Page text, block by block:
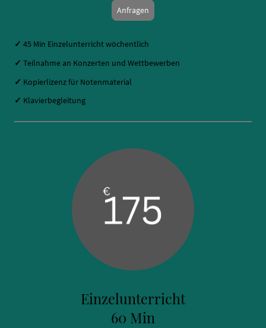
Anfragen
✓ 45 Min Einzelunterricht wöchentlich
✓ Teilnahme an Konzerten und Wettbewerben
✓ Kopierlizenz für Notenmaterial
✓ Klavierbegleitung
Einzelunterricht
60 Min